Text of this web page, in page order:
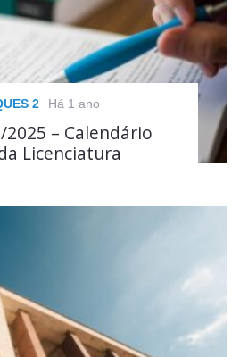
2 Há 1 ano
2025 – Calendário
Licenciatura